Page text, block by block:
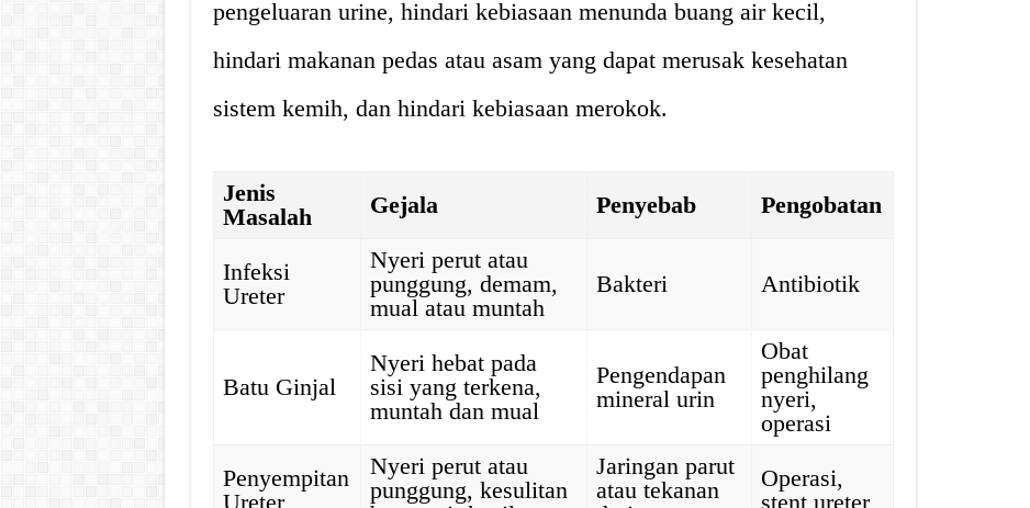
pengeluaran urine, hindari kebiasaan menunda buang air kecil,
hindari makanan pedas atau asam yang dapat merusak kesehatan
sistem kemih, dan hindari kebiasaan merokok.
Jenis
Masalah
Gejala Penyebab Pengobatan
Infeksi
Ureter
Nyeri perut atau
punggung, demam,
mual atau muntah
Bakteri Antibiotik
Batu Ginjal
Nyeri hebat pada
sisi yang terkena,
muntah dan mual
Pengendapan
mineral urin
Obat
penghilang
nyeri,
operasi
Penyempitan
Ureter
Nyeri perut atau
punggung, kesulitan
Jaringan parut
atau tekanan
Operasi,
stent ureter